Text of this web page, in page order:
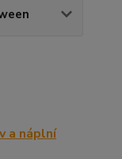
a náplní